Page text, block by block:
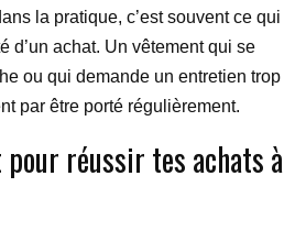
la pratique, c’est souvent ce qui
d’un achat. Un vêtement qui se
ou qui demande un entretien trop
par être porté régulièrement.
pour réussir tes achats à